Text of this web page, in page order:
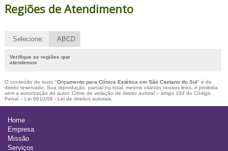
Regiões de Atendimento
Selecione: ABCD
Verifique as regiões que
atendemos
O conteúdo do texto "Orçamento para Clínica Estética em São Caetano do Sul" é de
direito reservado. Sua reprodução, parcial ou total, mesmo citando nossos links, é proibida
sem a autorização do autor. Crime de violação de direito autoral – artigo 184 do Código
Penal – Lei 9610/98 - Lei de direitos autorais.
Home
Empresa
Missão
Serviços